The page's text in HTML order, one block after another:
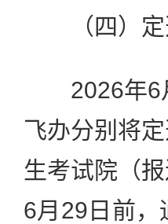
（四）定
2026年6月
飞办分别将
生考试院（
6月29日前，